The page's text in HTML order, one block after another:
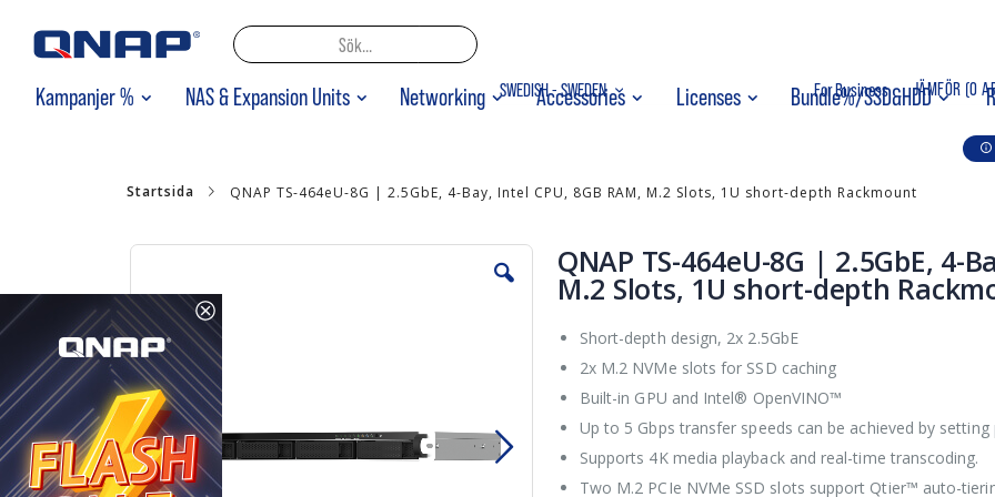
SÖK
Hoppa
till
innehållet
SPRÅK
SWEDISH - SWEDEN JÄMFÖR (0
For Business
Kampanjer % NAS & Expansion Units Networking Accessories Licenses Bundle%/SSD&HDD
Startsida QNAP TS-464eU-8G | 2.5GbE, 4-Bay, Intel CPU, 8GB RAM, M.2 Slots, 1U short-depth Rackmount
Hoppa
slutet
av
bildgalleriet
QNAP TS-464eU-8G | 2.5GbE, 4-
M.2 Slots, 1U short-depth
Short-depth design, 2x 2.5GbE
2x M.2 NVMe slots for SSD caching
Built-in GPU and Intel® OpenVINO™
Up to 5 Gbps transfer speeds can be achieved by
Supports 4K media playback and real-time transcoding.
Two M.2 PCIe NVMe SSD slots support Qtier™ auto-